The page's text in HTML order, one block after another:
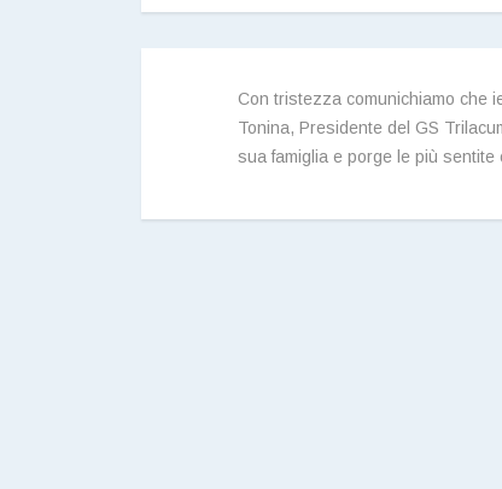
Con tristezza comunichiamo che
Tonina, Presidente del GS
sua famiglia e porge le più sentite